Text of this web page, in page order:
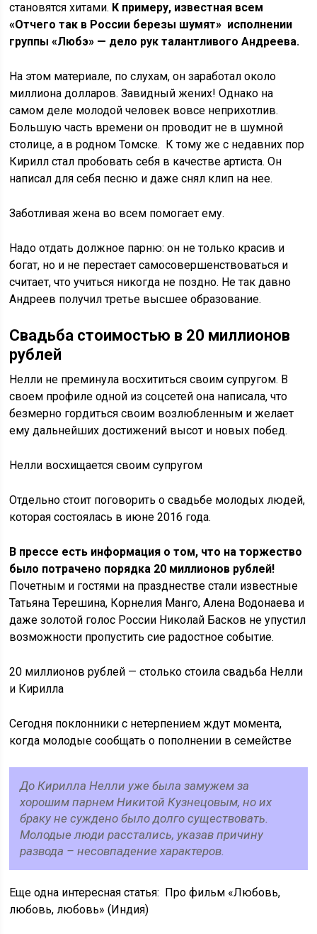
становятся хитами. К примеру, известная всем
«Отчего так в России березы шумят» исполнении
группы «Любэ» — дело рук талантливого Андреева.
На этом материале, по слухам, он заработал около
миллиона долларов. Завидный жених! Однако на
самом деле молодой человек вовсе неприхотлив.
Большую часть времени он проводит не в шумной
столице, а в родном Томске. К тому же с недавних пор
Кирилл стал пробовать себя в качестве артиста. Он
написал для себя песню и даже снял клип на нее.
Заботливая жена во всем помогает ему.
Надо отдать должное парню: он не только красив и
богат, но и не перестает самосовершенствоваться и
считает, что учиться никогда не поздно. Не так давно
Андреев получил третье высшее образование.
Свадьба стоимостью в 20 миллионов
рублей
Нелли не преминула восхититься своим супругом. В
своем профиле одной из соцсетей она написала, что
безмерно гордиться своим возлюбленным и желает
ему дальнейших достижений высот и новых побед.
Нелли восхищается своим супругом
Отдельно стоит поговорить о свадьбе молодых людей,
которая состоялась в июне 2016 года.
В прессе есть информация о том, что на торжество
было потрачено порядка 20 миллионов рублей!
Почетным и гостями на празднестве стали известные
Татьяна Терешина, Корнелия Манго, Алена Водонаева и
даже золотой голос России Николай Басков не упустил
возможности пропустить сие радостное событие.
20 миллионов рублей — столько стоила свадьба Нелли
и Кирилла
Сегодня поклонники с нетерпением ждут момента,
когда молодые сообщать о пополнении в семействе
До Кирилла Нелли уже была замужем за
хорошим парнем Никитой Кузнецовым, но их
браку не суждено было долго существовать.
Молодые люди расстались, указав причину
развода – несовпадение характеров.
Еще одна интересная статья: Про фильм «Любовь,
любовь, любовь» (Индия)